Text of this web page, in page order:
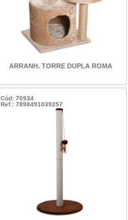
ARRANH. TORRE DUPLA ROMA
Cód: 70934
Ref.: 7898491039257